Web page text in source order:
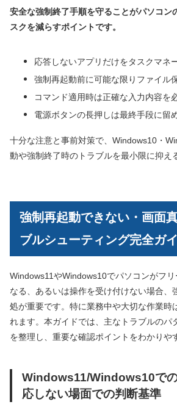
安全な強制終了手順を守ることがパソコン
スクを減らすポイントです。
応答しないアプリだけをタスクマネ
強制再起動前に可能な限りファイル
コマンド適用時は正確な入力内容を
電源ボタンの長押しは最終手段に留
十分な注意と事前対策で、Windows10・
動や強制終了時のトラブルを最小限に抑え
強制再起動できない・画面
ブルシューティング完全ガ
Windows11やWindows10でパソコンがフ
なる、あるいは操作を受け付けない場合、
処が重要です。特に業務中や大切な作業時
れます。本ガイドでは、主なトラブルのパ
を整理し、重要な確認ポイントをわかりや
Windows11/Windows10で
応しない場面での判断基準